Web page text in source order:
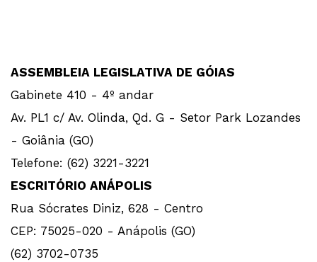
ASSEMBLEIA LEGISLATIVA DE GÓIAS
Gabinete 410 - 4º andar
Av. PL1 c/ Av. Olinda, Qd. G - Setor Park Lozandes
- Goiânia (GO)
Telefone: (62) 3221-3221
ESCRITÓRIO ANÁPOLIS
Rua Sócrates Diniz, 628 - Centro
CEP: 75025-020 - Anápolis (GO)
(62) 3702-0735